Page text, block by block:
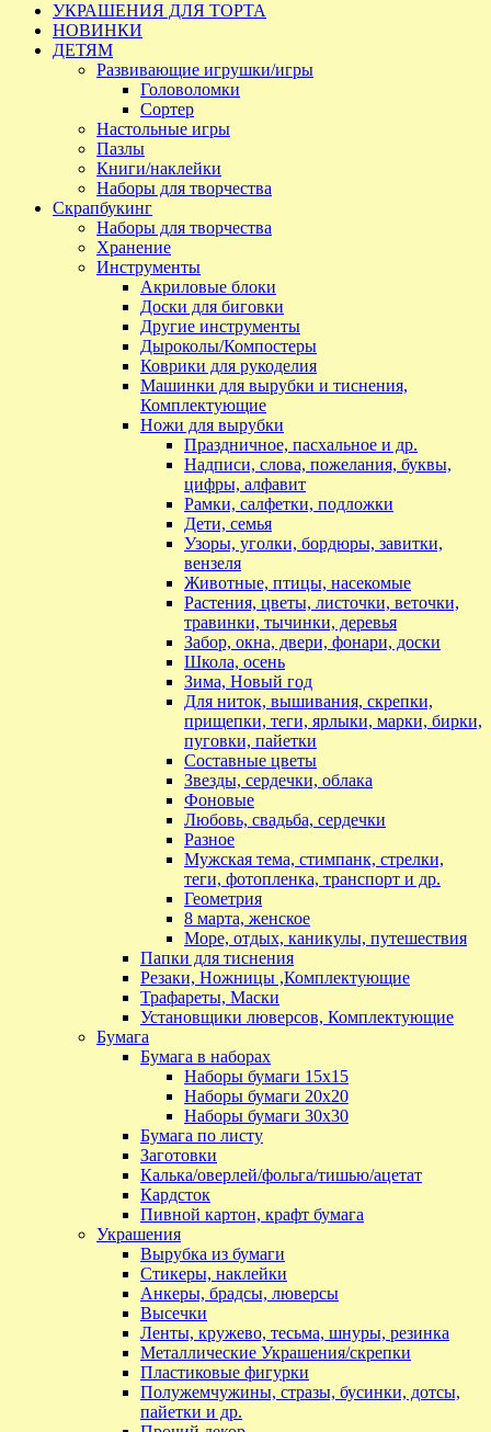
УКРАШЕНИЯ ДЛЯ ТОРТА
НОВИНКИ
ДЕТЯМ
Развивающие игрушки/игры
Головоломки
Сортер
Настольные игры
Пазлы
Книги/наклейки
Наборы для творчества
Скрапбукинг
Наборы для творчества
Хранение
Инструменты
Акриловые блоки
Доски для биговки
Другие инструменты
Дыроколы/Компостеры
Коврики для рукоделия
Машинки для вырубки и тиснения,
Комплектующие
Ножи для вырубки
Праздничное, пасхальное и др.
Надписи, слова, пожелания, буквы,
цифры, алфавит
Рамки, салфетки, подложки
Дети, семья
Узоры, уголки, бордюры, завитки,
вензеля
Животные, птицы, насекомые
Растения, цветы, листочки, веточки,
травинки, тычинки, деревья
Забор, окна, двери, фонари, доски
Школа, осень
Зима, Новый год
Для ниток, вышивания, скрепки,
прищепки, теги, ярлыки, марки, бирки,
пуговки, пайетки
Составные цветы
Звезды, сердечки, облака
Фоновые
Любовь, свадьба, сердечки
Разное
Мужская тема, стимпанк, стрелки,
теги, фотопленка, транспорт и др.
Геометрия
8 марта, женское
Море, отдых, каникулы, путешествия
Папки для тиснения
Резаки, Ножницы ,Комплектующие
Трафареты, Маски
Установщики люверсов, Комплектующие
Бумага
Бумага в наборах
Наборы бумаги 15х15
Наборы бумаги 20х20
Наборы бумаги 30х30
Бумага по листу
Заготовки
Калька/оверлей/фольга/тишью/ацетат
Кардсток
Пивной картон, крафт бумага
Украшения
Вырубка из бумаги
Стикеры, наклейки
Анкеры, брадсы, люверсы
Высечки
Ленты, кружево, тесьма, шнуры, резинка
Металлические Украшения/скрепки
Пластиковые фигурки
Полужемчужины, стразы, бусинки, дотсы,
пайетки и др.